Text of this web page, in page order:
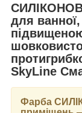
для
SkyLine
Фарба